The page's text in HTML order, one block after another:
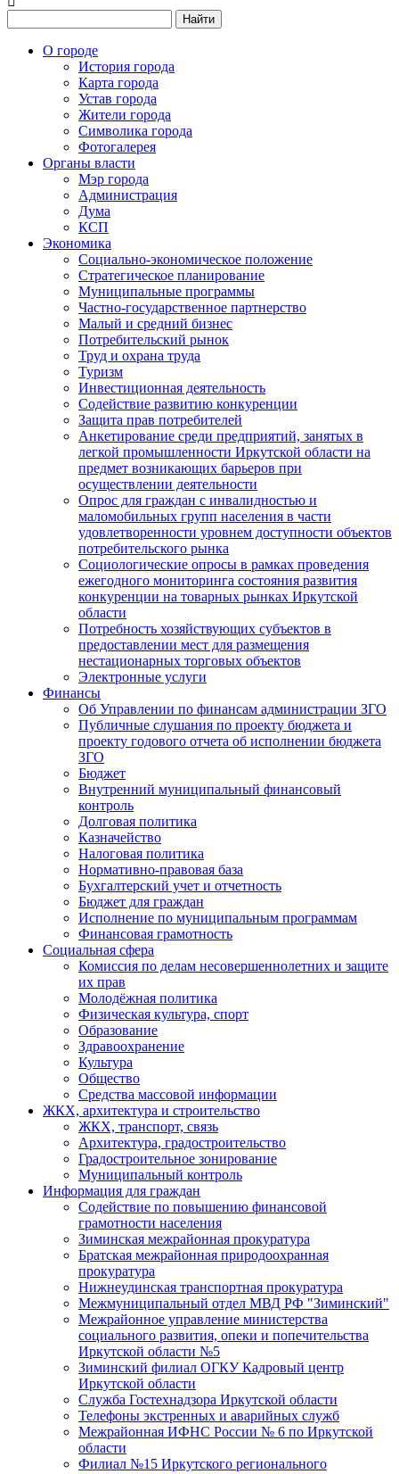
Найти
О городе
История города
Карта города
Устав города
Жители города
Символика города
Фотогалерея
Органы власти
Мэр города
Администрация
Дума
КСП
Экономика
Социально-экономическое положение
Стратегическое планирование
Муниципальные программы
Частно-государственное партнерство
Малый и средний бизнес
Потребительский рынок
Труд и охрана труда
Туризм
Инвестиционная деятельность
Содействие развитию конкуренции
Защита прав потребителей
Анкетирование среди предприятий, занятых в
легкой промышленности Иркутской области на
предмет возникающих барьеров при
осуществлении деятельности
Опрос для граждан с инвалидностью и
маломобильных групп населения в части
удовлетворенности уровнем доступности объектов
потребительского рынка
Социологические опросы в рамках проведения
ежегодного мониторинга состояния развития
конкуренции на товарных рынках Иркутской
области
Потребность хозяйствующих субъектов в
предоставлении мест для размещения
нестационарных торговых объектов
Электронные услуги
Финансы
Об Управлении по финансам администрации ЗГО
Публичные слушания по проекту бюджета и
проекту годового отчета об исполнении бюджета
ЗГО
Бюджет
Внутренний муниципальный финансовый
контроль
Долговая политика
Казначейство
Налоговая политика
Нормативно-правовая база
Бухгалтерский учет и отчетность
Бюджет для граждан
Исполнение по муниципальным программам
Финансовая грамотность
Социальная сфера
Комиссия по делам несовершеннолетних и защите
их прав
Молодёжная политика
Физическая культура, спорт
Образование
Здравоохранение
Культура
Общество
Средства массовой информации
ЖКХ, архитектура и строительство
ЖКХ, транспорт, связь
Архитектура, градостроительство
Градостроительное зонирование
Муниципальный контроль
Информация для граждан
Содействие по повышению финансовой
грамотности населения
Зиминская межрайонная прокуратура
Братская межрайонная природоохранная
прокуратура
Нижнеудинская транспортная прокуратура
Межмуниципальный отдел МВД РФ "Зиминский"
Межрайонное управление министерства
социального развития, опеки и попечительства
Иркутской области №5
Зиминский филиал ОГКУ Кадровый центр
Иркутской области
Служба Гостехнадзора Иркутской области
Телефоны экстренных и аварийных служб
Межрайонная ИФНС России № 6 по Иркутской
области
Филиал №15 Иркутского регионального